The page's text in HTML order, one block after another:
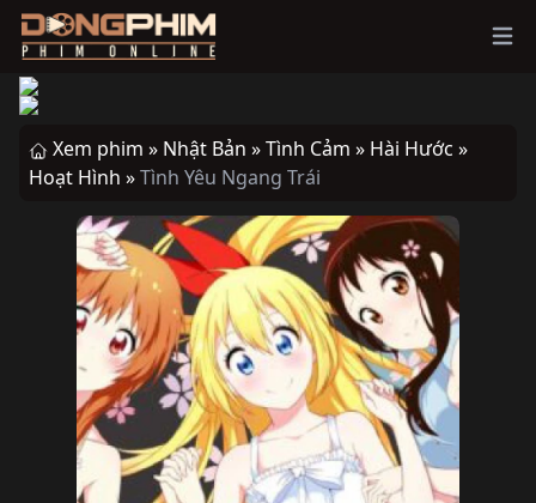
Xem phim » Nhật Bản »Tình Cảm » Hài Hước »
Hoạt Hình »Tình Yêu Ngang Trái